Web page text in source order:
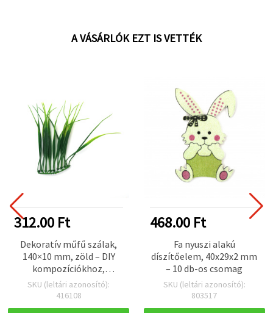
A VÁSÁRLÓK EZT IS VETTÉK
312.00 Ft
Dekoratív műfű szálak,
140×10 mm, zöld – DIY
kompozíciókhoz,
csokrokhoz és
koszorúkhoz, 9 db-os
SKU (leltári azonosító):
416108
468.00 Ft
Fa nyuszi alakú
díszítőelem, 40x29x2 mm
– 10 db-os csomag
SKU (leltári azonosító):
803517